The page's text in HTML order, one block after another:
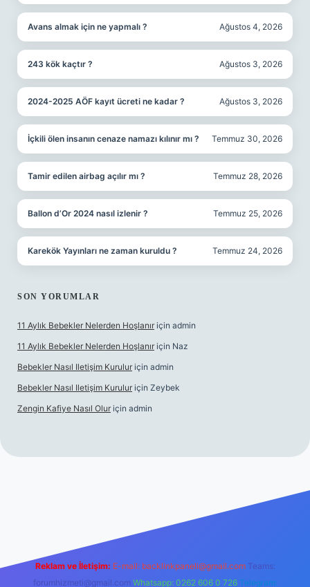
Avans almak için ne yapmalı ? Ağustos 4, 2026
243 kök kaçtır ? Ağustos 3, 2026
2024-2025 AÖF kayıt ücreti ne kadar ? Ağustos 3, 2026
İçkili ölen insanın cenaze namazı kılınır mı ? Temmuz 30, 2026
Tamir edilen airbag açılır mı ? Temmuz 28, 2026
Ballon d’Or 2024 nasıl izlenir ? Temmuz 25, 2026
Karekök Yayınları ne zaman kuruldu ? Temmuz 24, 2026
SON YORUMLAR
11 Aylık Bebekler Nelerden Hoşlanır için admin
11 Aylık Bebekler Nelerden Hoşlanır için Naz
Bebekler Nasıl Iletişim Kurulur için admin
Bebekler Nasıl Iletişim Kurulur için Zeybek
Zengin Kafiye Nasıl Olur için admin
Reklam ve İletişim: E-mail: backlinkpaneli@gmail.com Teams:
forumhizmeti@gmail.com Whatsapp: 0262 606 0 726 Telegram: